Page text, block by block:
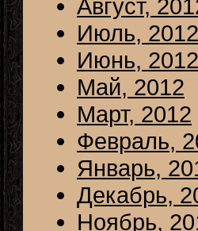
Август,
Июль, 2012
Июнь, 2012
Май, 2012
Март, 2012
Февраль,
Январь,
Декабрь,
Ноябрь,